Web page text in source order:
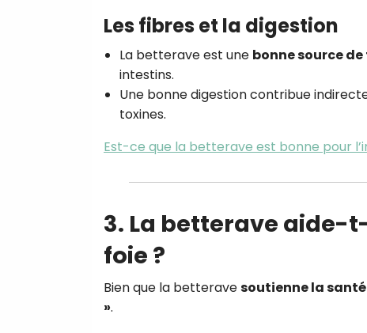
Les fibres et la digestion
La betterave est une bonne source
intestins.
Une bonne digestion contribue
toxines.
Est-ce que la betterave est bonne pour
3. La betterave aide-
foie ?
Bien que la betteravesoutienne la
».